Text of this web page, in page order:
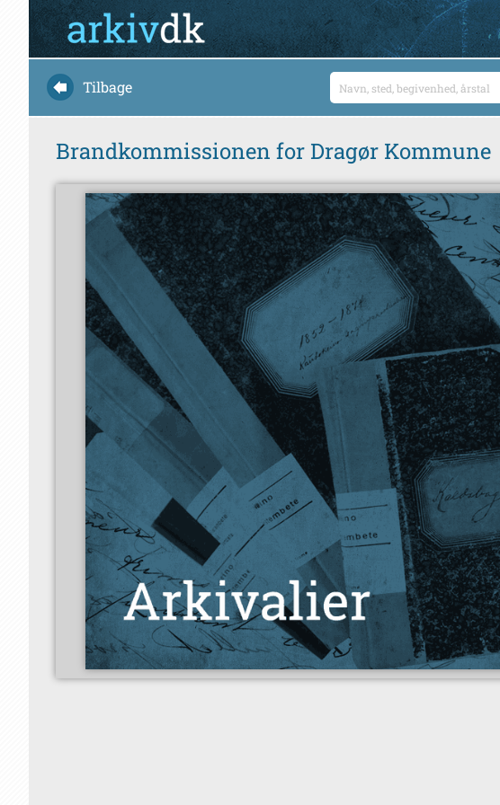
Tilbage
Brandkommissionen for Dragør Kommune